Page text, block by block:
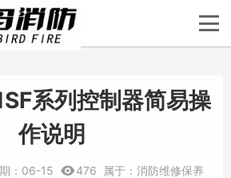
系列控制器简易操
作说明
： 06-15 476 属于： 消防维修保养